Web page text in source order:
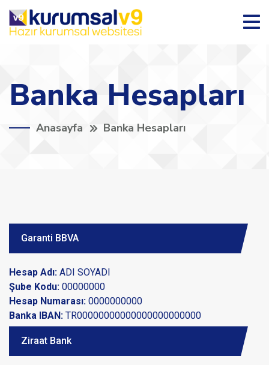
Banka Hesapları
Anasayfa Banka Hesapları
Garanti BBVA
Hesap Adı: ADI SOYADI
Şube Kodu: 00000000
Hesap Numarası: 0000000000
Banka IBAN: TR00000000000000000000000
Ziraat Bank